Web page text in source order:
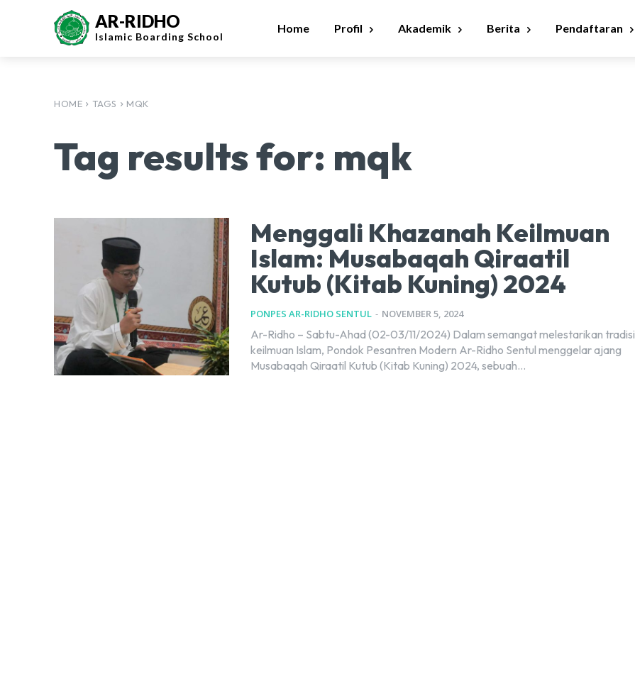
AR-RIDHO
Islamic Boarding School
Home Profil Akademik Berita Pendaftaran
HOME TAGS MQK
Tag results for: mqk
Menggali Khazanah Keilmuan
Islam: Musabaqah Qiraatil
Kutub (Kitab Kuning) 2024
PONPES AR-RIDHO SENTUL - NOVEMBER 5, 2024
Ar-Ridho – Sabtu-Ahad (02-03/11/2024) Dalam semangat melestarikan tradisi
keilmuan Islam, Pondok Pesantren Modern Ar-Ridho Sentul menggelar ajang
Musabaqah Qiraatil Kutub (Kitab Kuning) 2024, sebuah...